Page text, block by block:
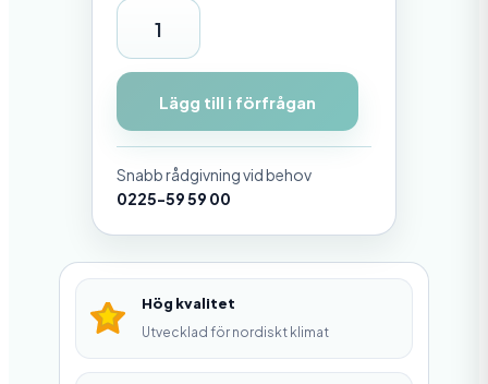
G
a
l
v
r
ö
m
n
g
Lägg till i förfrågan
Snabb rådgivning vid behov
0225-59 59 00
Hög kvalitet
Utvecklad för nordiskt klimat